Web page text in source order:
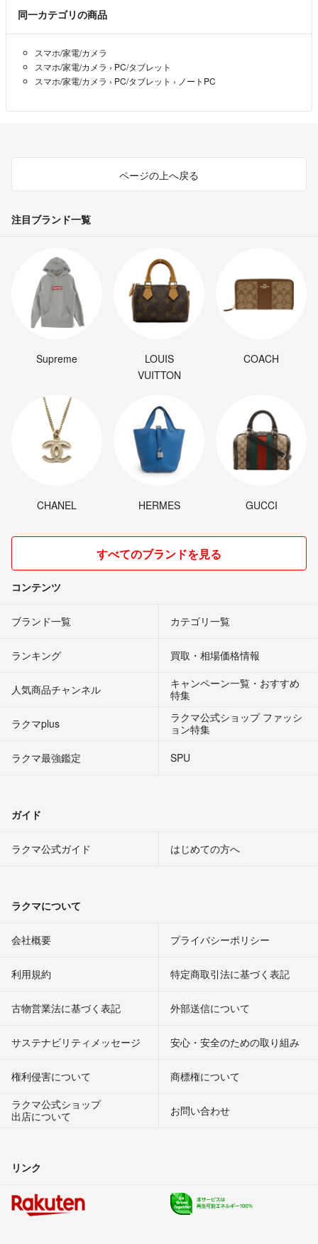
こちらの商品は、到着後1週間の保証がございます。
お届けは通常宅配便を利用します。
がございます。ご了承願います。
【外観について】
お気軽にお問合せください。
【配送について】
当店はラクマ公式ショップです。
匿名でのお取引はできません。
予めご了承ください。
▼返品特約
https://fril.jp/ts/official/law/a014/#return_policy
同一カテゴリの商品
スマホ/家電/カメラ
スマホ/家電/カメラ › PC/タブレット
スマホ/家電/カメラ › PC/タブレット › ノートPC
ページの上へ戻る
注目ブランド一覧
Supreme
LOUIS
VUITTON
COACH
CHANEL HERMES GUCCI
すべてのブランドを見る
コンテンツ
ブランド一覧 カテゴリ一覧
ランキング 買取・相場価格情報
人気商品チャンネル
キャンペーン一覧・おすすめ
特集
ラクマplus
ラクマ公式ショップ ファッシ
ョン特集
ラクマ最強鑑定
SPU
ガイド
ラクマ公式ガイド はじめての方へ
ラクマについて
会社概要 プライバシーポリシー
利用規約 特定商取引法に基づく表記
古物営業法に基づく表記 外部送信について
サステナビリティメッセージ 安心・安全のための取り組み
権利侵害について
商標権について
ラクマ公式ショップ
出店について
お問い合わせ
リンク